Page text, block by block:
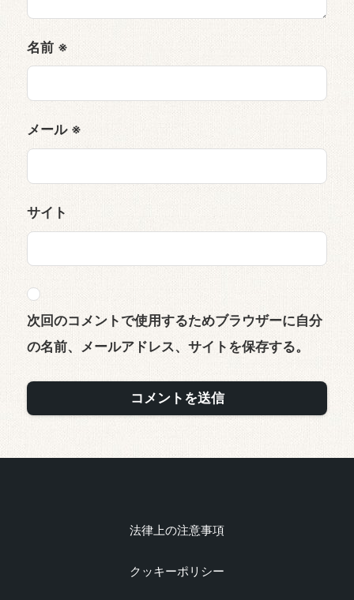
名前 ※
メール ※
サイト
次回のコメントで使用するためブラウザーに自分
の名前、メールアドレス、サイトを保存する。
法律上の注意事項
クッキーポリシー